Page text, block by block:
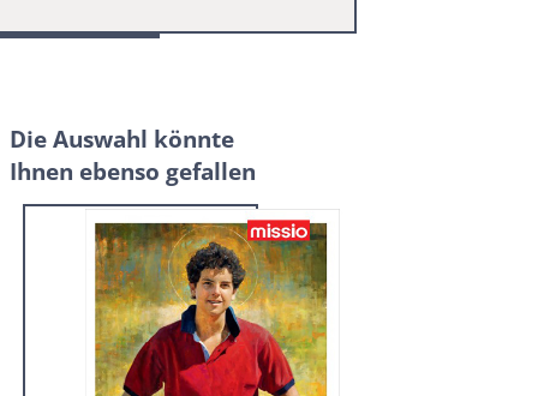
Die Auswahl könnte
Ihnen ebenso gefallen